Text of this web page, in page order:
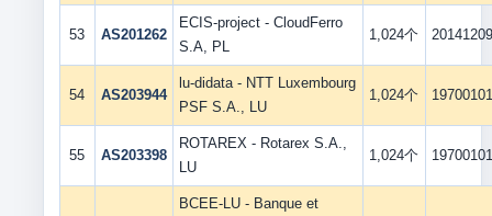
53 AS201262
ECIS-project - CloudFerro
S.A, PL
1,024个 20141209
54 AS203944
lu-didata - NTT Luxembourg
PSF S.A., LU
1,024个 19700101
55 AS203398
ROTAREX - Rotarex S.A.,
LU
1,024个 19700101
BCEE-LU - Banque et